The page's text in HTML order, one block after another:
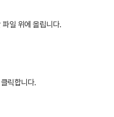
일 위에 올립니다.
릭합니다.